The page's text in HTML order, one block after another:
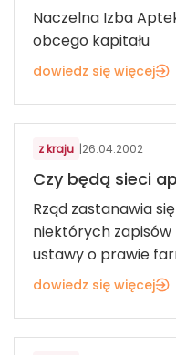
Naczelna Izba
obcego kapitału
dowiedz się więcej
ZDROWIE I WELLBEING
z kraju |26.04.2002
Czy będą sieci
Rząd zastanawia
niektórych
ustawy o prawie
dowiedz się więcej
GASTRONOMIA